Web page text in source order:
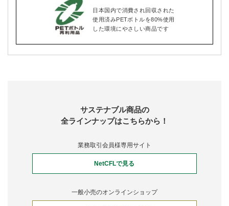
日本国内で消費され回収された
使用済みPETボトルを80%使用
した環境にやさしい商品です
サステナブル商品の
全ラインナップはこちらから！
業務取引会員様専用サイト
NetCFLで見る
一般小売のオンラインショップ